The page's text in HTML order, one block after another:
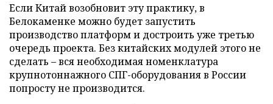
Если Китай возобновит эту практику, в
Белокаменке можно будет запустить
производство платформ и достроить уже третью
очередь проекта. Без китайских модулей этого не
сделать – вся необходимая номенклатура
крупнотоннажного СПГ-оборудования в России
попросту не производится.